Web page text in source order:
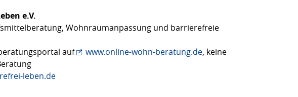
e.V.
Wohnraumanpassung und barrierefreie
auf
www.online-wohn-beratung.de, keine
leben.de